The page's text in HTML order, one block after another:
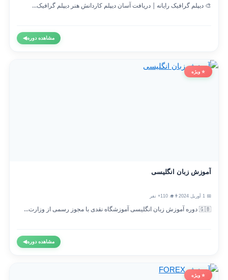
🎨 دیپلم گرافیک رایانه | دریافت آسان دیپلم کاردانش هنر دیپلم گرافیک...
مشاهده دوره◀
⭐ ویژه
آموزش زبان انگلیسی
👨‍🎓 110+ نفر
🇬🇧 دوره آموزش زبان انگلیسی آموزشگاه نقدی با مجوز رسمی از وزارت...
مشاهده دوره◀
⭐ ویژه